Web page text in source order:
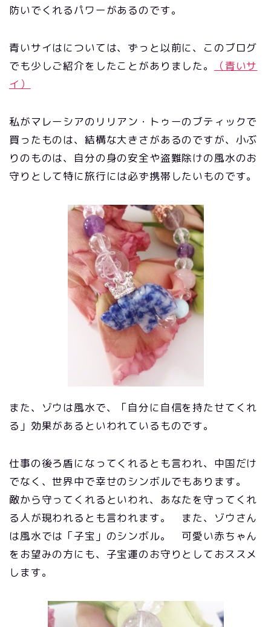
防いでくれるパワーがあるのです。
青いサイはについては、ずっと以前に、このブログ
でも少しご紹介をしたことがありました。
（青いサ
イ）
私がマレーシアのリリアン・トゥーのブティックで
買ったものは、結構な大きさがあるのですが、小ぶ
りのものは、自分の身の安全や盗難除けの風水のお
守りとして特に旅行には必ず携帯したいものです。
また、ゾウは風水で、「自分に自信を持たせてくれ
る」効果があるといわれているものです。
仕事の後ろ盾になってくれるとも言われ、中国だけ
でなく、世界中で幸せのシンボルでもあります。
敵から守ってくれるといわれ、あなたを守ってくれ
る人が現われるとも言われます。 また、ゾウさん
は風水では「子宝」のシンボル。 可愛い赤ちゃん
をお望みの方にも、子宝運のお守りとしておススメ
します。